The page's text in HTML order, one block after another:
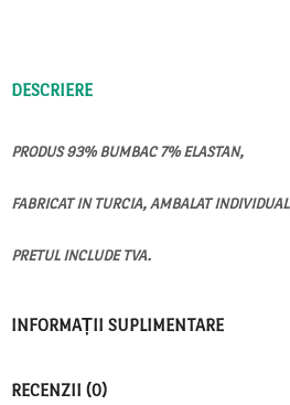
DESCRIERE
PRODUS 93% BUMBAC 7% ELASTAN,
FABRICAT IN TURCIA, AMBALAT INDIVIDUAL
PRETUL INCLUDE TVA.
INFORMAȚII SUPLIMENTARE
RECENZII (0)